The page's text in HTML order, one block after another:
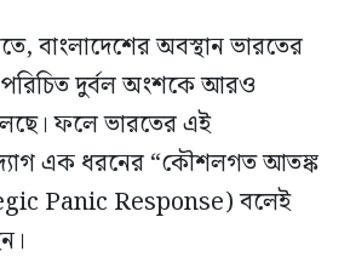
বাংলাদেশের অবস্থান ভারতের
পরিচিত দুর্বল অংশকে আরও
ফলে ভারতের এই
এক ধরনের “কৌশলগত আতঙ্ক
Panic Response) বলেই